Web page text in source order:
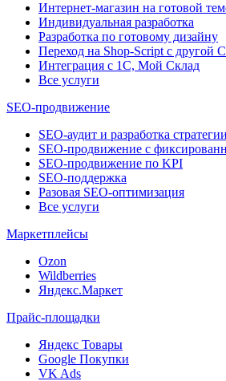
Интернет-магазин на готовой
Индивидуальная разработка
Разработка по готовому дизайну
Переход на Shop-Script с другой
Интеграция с 1С, Мой Склад
Все услуги
SEO-продвижение
SEO-аудит и разработка стратегии
SEO-продвижение с
SEO-продвижение по KPI
SEO-поддержка
Разовая SEO-оптимизация
Все услуги
Маркетплейсы
Ozon
Wildberries
Яндекс.Маркет
Прайс-площадки
Яндекс Товары
Google Покупки
VK Ads